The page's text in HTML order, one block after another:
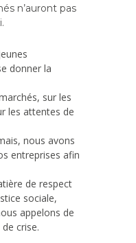
n’auront pas
donner la
sur les
les attentes de
nous avons
entreprises afin
de respect
sociale,
appelons de
crise.